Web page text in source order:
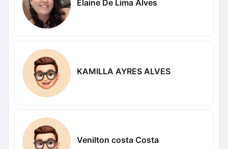
Elaine De Lima Alves
KAMILLA AYRES ALVES
Venilton costa Costa